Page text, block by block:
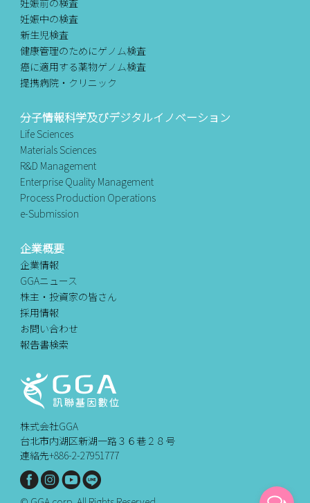
妊娠前の検査
妊娠中の検査
新生児検査
健康管理のためにゲノム検査
癌に適用する薬物ゲノム検査
提携病院・クリニック
分子情報科学及びデジタルイノベーション
Life Sciences
Materials Sciences
R&D Management
Enterprise Quality Management
Process Production Operations
e-Submission
企業概要
企業情報
GGAニュース
株主・投資家の皆さん
採用情報
お問い合わせ
報告書検索
株式会社GGA
台北市内湖区新湖一路３６巷２８号
連絡先+886-2-27951777